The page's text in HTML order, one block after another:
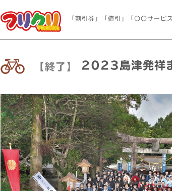
「割引券」「値引」「〇〇サー
【終了】 2023島津発祥